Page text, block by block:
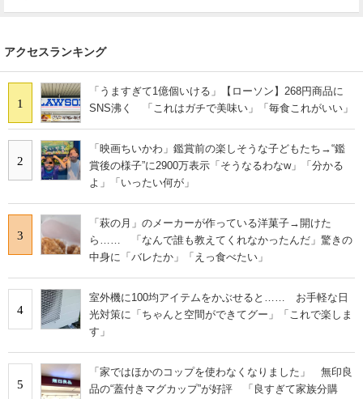
アクセスランキング
1
「うますぎて1億個いける」【ローソン】268円商品に
SNS沸く 「これはガチで美味い」「毎食これがいい」
2
「映画ちいかわ」鑑賞前の楽しそうな子どもたち→“鑑
賞後の様子”に2900万表示「そうなるわなw」「分かる
よ」「いったい何が」
3
「萩の月」のメーカーが作っている洋菓子→開けた
ら…… 「なんで誰も教えてくれなかったんだ」驚きの
中身に「バレたか」「えっ食べたい」
4
室外機に100均アイテムをかぶせると…… お手軽な日
光対策に「ちゃんと空間ができてグー」「これで楽しま
す」
5
「家ではほかのコップを使わなくなりました」 無印良
品の“蓋付きマグカップ”が好評 「良すぎて家族分購